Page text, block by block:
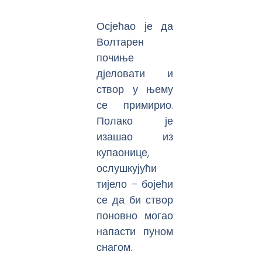
Осјећао је да
Волтарен
почиње
дјеловати и
створ у њему
се примирио.
Полако је
изашао из
купаонице,
ослушкујући
тијело – бојећи
се да би створ
поновно могао
напасти пуном
снагом.